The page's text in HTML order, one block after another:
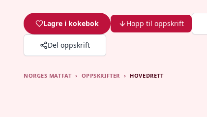
Lagre i kokebok Hopp til oppskrift
Del oppskrift
NORGES MATFAT › OPPSKRIFTER › HOVEDRETT